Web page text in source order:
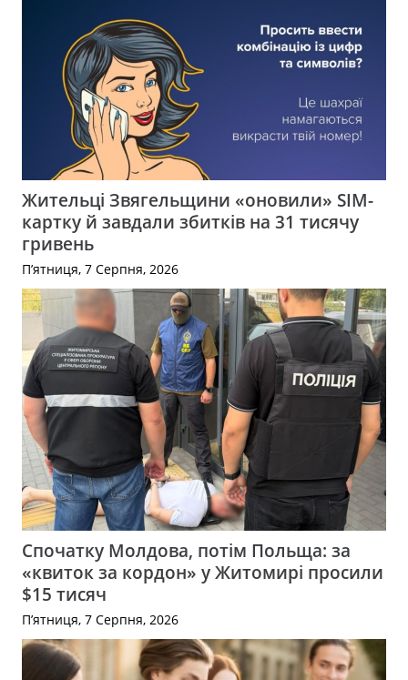
Жительці Звягельщини «оновили» SIM-
картку й завдали збитків на 31 тисячу
гривень
П’ятниця, 7 Серпня, 2026
Спочатку Молдова, потім Польща: за
«квиток за кордон» у Житомирі просили
$15 тисяч
П’ятниця, 7 Серпня, 2026